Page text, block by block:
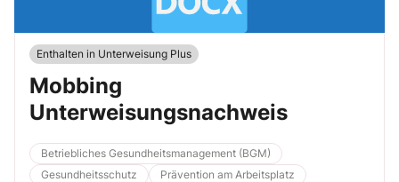
Enthalten in Unterweisung Plus
Mobbing
Unterweisungsnachweis
Betriebliches Gesundheitsmanagement (BGM)
Gesundheitsschutz
Prävention am Arbeitsplatz